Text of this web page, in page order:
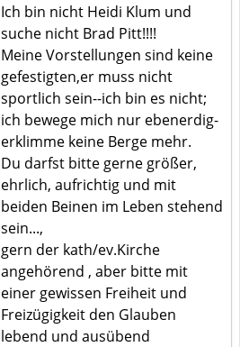
Ich bin nicht Heidi Klum und
suche nicht Brad Pitt!!!!
Meine Vorstellungen sind keine
gefestigten,er muss nicht
sportlich sein--ich bin es nicht;
ich bewege mich nur ebenerdig-
erklimme keine Berge mehr.
Du darfst bitte gerne größer,
ehrlich, aufrichtig und mit
beiden Beinen im Leben stehend
sein...,
gern der kath/ev.Kirche
angehörend , aber bitte mit
einer gewissen Freiheit und
Freizügigkeit den Glauben
lebend und ausübend